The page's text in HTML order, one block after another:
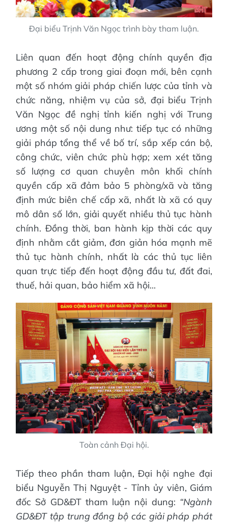
Đại biểu Trịnh Văn Ngọc trình bày tham luận.
Liên quan đến hoạt động chính quyền địa
phương 2 cấp trong giai đoạn mới, bên cạnh
một số nhóm giải pháp chiến lược của tỉnh và
chức năng, nhiệm vụ của sở, đại biểu Trịnh
Văn Ngọc đề nghị tỉnh kiến nghị với Trung
ương một số nội dung như: tiếp tục có những
giải pháp tổng thể về bố trí, sắp xếp cán bộ,
công chức, viên chức phù hợp; xem xét tăng
số lượng cơ quan chuyên môn khối chính
quyền cấp xã đảm bảo 5 phòng/xã và tăng
định mức biên chế cấp xã, nhất là xã có quy
mô dân số lớn, giải quyết nhiều thủ tục hành
chính. Đồng thời, ban hành kịp thời các quy
định nhằm cắt giảm, đơn giản hóa mạnh mẽ
thủ tục hành chính, nhất là các thủ tục liên
quan trực tiếp đến hoạt động đầu tư, đất đai,
thuế, hải quan, bảo hiểm xã hội...
Toàn cảnh Đại hội.
Tiếp theo phần tham luận, Đại hội nghe đại
biểu Nguyễn Thị Nguyệt - Tỉnh ủy viên, Giám
đốc Sở GD&ĐT tham luận nội dung: “Ngành
GD&ĐT tập trung đồng bộ các giải pháp phát